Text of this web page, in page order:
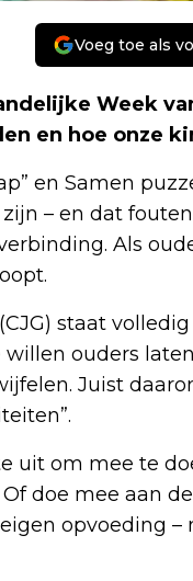
Voeg toe als
Week
en hoe onze
en Samen
– en dat
Als
staat
ouders
Juist
uit om mee te
doe mee aan
opvoeding –